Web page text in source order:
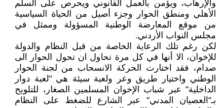
والإرهاب، ويؤمن بالعمل القانوني ويحرص على السلم
الأهلي ومنطق الحوار وجزء أصيل من الحياة السياسية
من موقع المعارضة الوطنية المسؤولة وممثل في
مجلس النواب الأردني.
لكن رغم تلك الرعاية الخاصة من قبل النظام والدولة
للإخوان، الا أنها في كل مرة تحاول ان تحول الحوار الى
صدام، فقد اختارت الحركة الانسحاب من لجنة الحوار
الوطني واختيار طريق وعر ولعبة سيئة هي "لعبة دوار
الداخلية" عبر شباب الإخوان المسلمين الصغار، للتلويح
بـ"العصيان المدني" عبر الشارع للضغط على النظام